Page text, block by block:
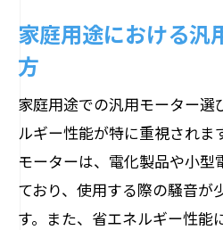
家庭用途における汎
方
家庭用途での汎用モーター選
ルギー性能が特に重視されま
モーターは、電化製品や小
ており、使用する際の騒音が
す。また、省エネルギー性能